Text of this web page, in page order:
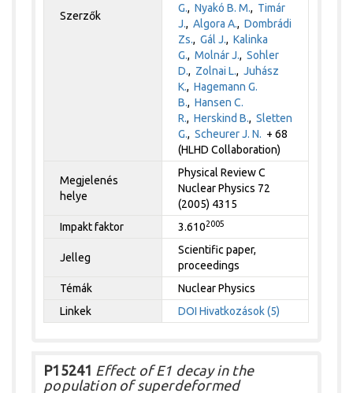
Szerzők
G.,Nyakó B. M., Timár
J.,Algora A.,Dombrádi
Zs.,Gál J.,Kalinka
G.,Molnár J.,Sohler
D., Zolnai L.,Juhász
K.,Hagemann G.
B.,Hansen C.
R.,Herskind B.,Sletten
G.,Scheurer J. N. + 68
(HLHD Collaboration)
Megjelenés
helye
Physical Review C
Nuclear Physics 72
(2005) 4315
Impakt faktor
3.6102005
Jelleg
Scientific paper,
proceedings
Témák
Nuclear Physics
Linkek
DOI Hivatkozások (5)
P15241 Effect of E1 decay in the
population of superdeformed